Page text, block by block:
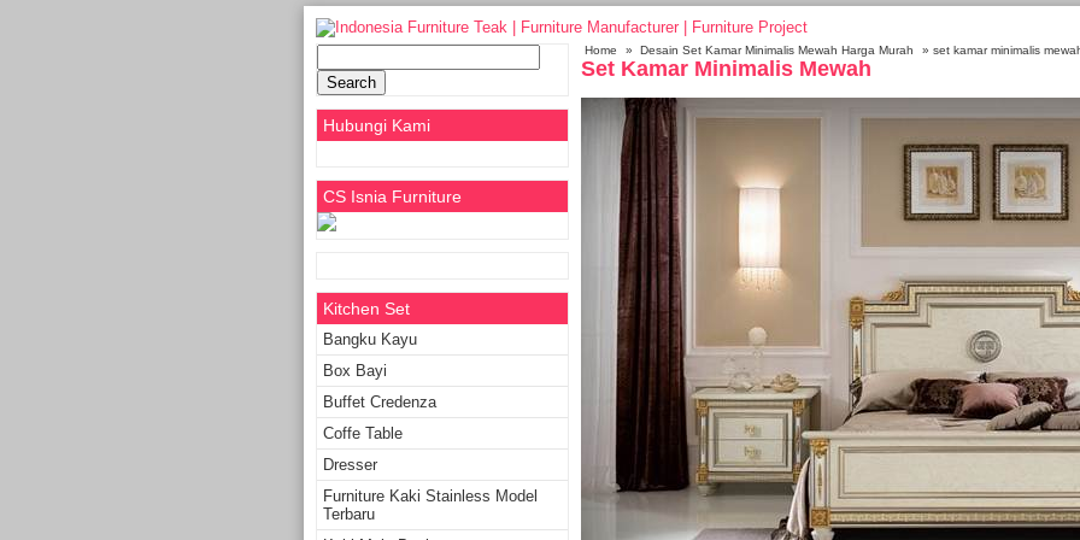
Home » Desain Set Kamar Minimalis Mewah Harga Murah » set kamar minimalis
Set Kamar Minimalis Mewah
for:
Hubungi Kami
CS Isnia Furniture
Kitchen Set
Bangku Kayu
Box Bayi
Buffet Credenza
Coffe Table
Dresser
Furniture Kaki Stainless Model
Terbaru